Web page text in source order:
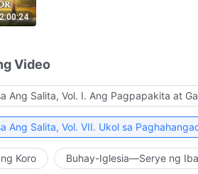
2:00:24
Video
Ang Salita, Vol. I. Ang Pagpapakita at
Ang Salita, Vol. VII. Ukol sa
Koro Buhay-Iglesia—Serye ng